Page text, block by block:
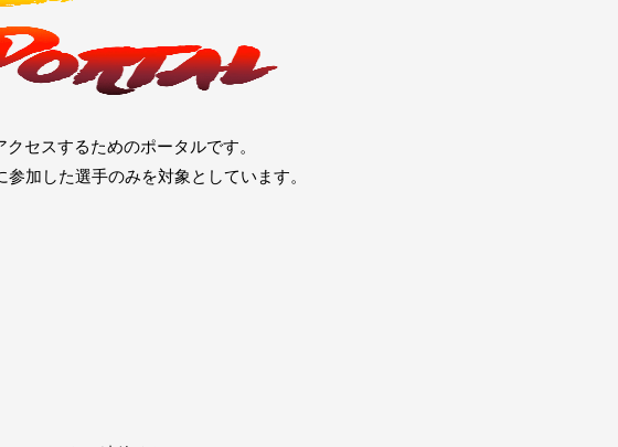
セスするためのポータルです。
参加した選手のみを対象としています。